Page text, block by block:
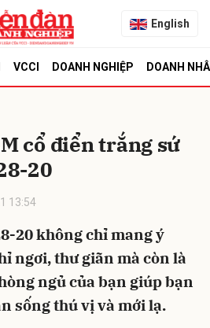
English
VCCI DOANH NGHIỆP DOANH
cổ điển trắng sứ
20
13:54
20 không chỉ mang ý
ngơi, thư giãn mà còn là
ngủ của bạn giúp bạn
sống thú vị và mới lạ.
Hủy